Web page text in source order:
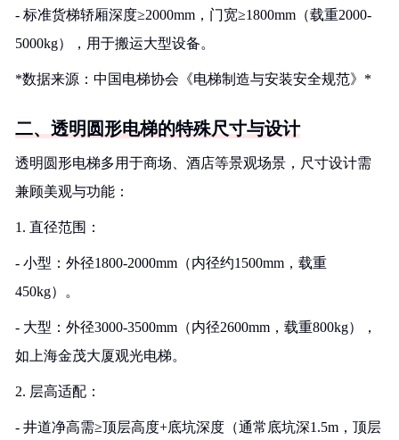
- 标准货梯轿厢深度≥2000mm，门宽≥1800mm（载重2000-
5000kg），用于搬运大型设备。
*数据来源：中国电梯协会《电梯制造与安装安全规范》*
二、透明圆形电梯的特殊尺寸与设计
透明圆形电梯多用于商场、酒店等景观场景，尺寸设计需
兼顾美观与功能：
1. 直径范围：
- 小型：外径1800-2000mm（内径约1500mm，载重
450kg）。
- 大型：外径3000-3500mm（内径2600mm，载重800kg），
如上海金茂大厦观光电梯。
2. 层高适配：
- 井道净高需≥顶层高度+底坑深度（通常底坑深1.5m，顶层